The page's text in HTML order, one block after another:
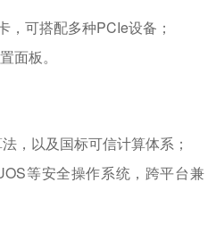
，可搭配多种PCIe设备；
面板。
，以及国标可信计算体系；
等安全操作系统，跨平台兼